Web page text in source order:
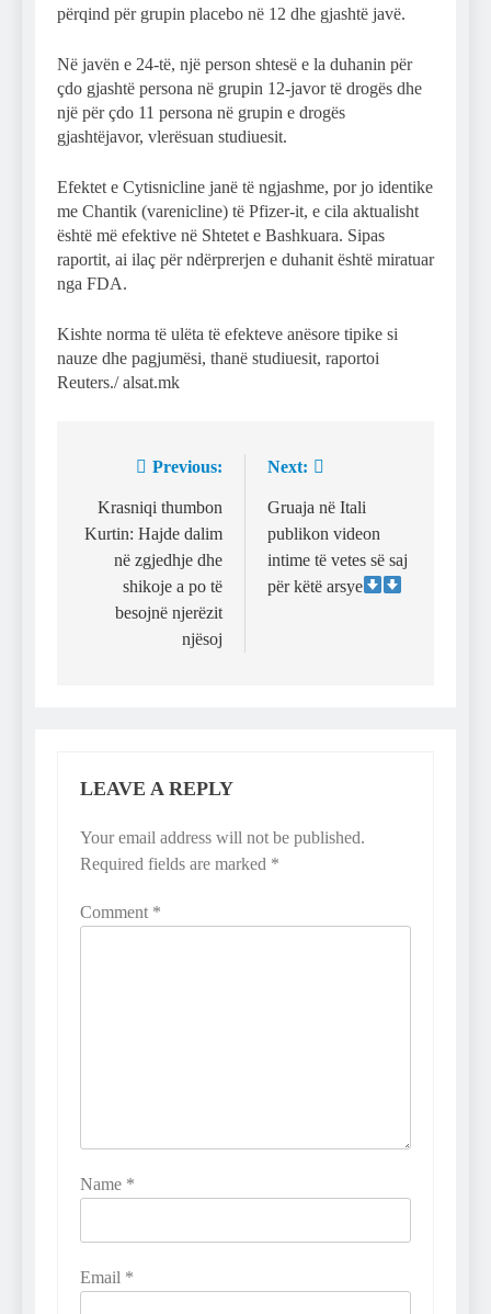
përqind për grupin placebo në 12 dhe gjashtë javë.
Në javën e 24-të, një person shtesë e la duhanin për
çdo gjashtë persona në grupin 12-javor të drogës dhe
një për çdo 11 persona në grupin e drogës
gjashtëjavor, vlerësuan studiuesit.
Efektet e Cytisnicline janë të ngjashme, por jo identike
me Chantik (varenicline) të Pfizer-it, e cila aktualisht
është më efektive në Shtetet e Bashkuara. Sipas
raportit, ai ilaç për ndërprerjen e duhanit është miratuar
nga FDA.
Kishte norma të ulëta të efekteve anësore tipike si
nauze dhe pagjumësi, thanë studiuesit, raportoi
Reuters./ alsat.mk
navigation
Previous:
Krasniqi thumbon
Kurtin: Hajde dalim
në zgjedhje dhe
shikoje a po të
besojnë njerëzit
njësoj
Next:
Gruaja në Itali
publikon videon
intime të vetes së saj
për këtë arsye
LEAVE A REPLY
Your email address will not be published.
Required fields are marked *
Comment *
Name *
Email *